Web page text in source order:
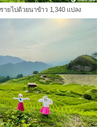
ายไปด้วยนาข้าว 1,340 แปลง